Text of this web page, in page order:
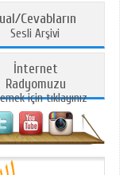
Cevabların
Sesli Arşivi
İnternet
Radyomuzu
için tıklayınız